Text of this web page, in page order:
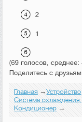
2
1
(69 голосов, среднее:
Поделитесь с
Главная →Устройство
Система
Кондиционер →